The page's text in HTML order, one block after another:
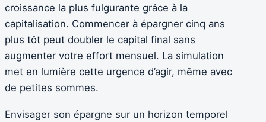
croissance la plus fulgurante grâce à la
capitalisation. Commencer à épargner cinq ans
plus tôt peut doubler le capital final sans
augmenter votre effort mensuel. La simulation
met en lumière cette urgence d’agir, même avec
de petites sommes.
Envisager son épargne sur un horizon temporel